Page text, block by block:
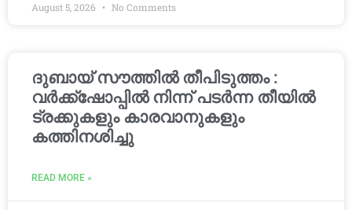
August 5, 2026 No Comments
ദുബായ് സൗത്തിൽ തീപിടുത്തം :
വർക്ക്‌ഷോപ്പിൽ നിന്ന് പടർന്ന തീയിൽ
ട്രക്കുകളും കാരവാനുകളും
കത്തിനശിച്ചു
READ MORE »